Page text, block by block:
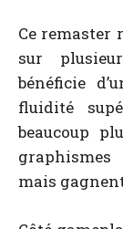
Ce remaster
sur
bénéficie
fluidité
beaucoup
mais